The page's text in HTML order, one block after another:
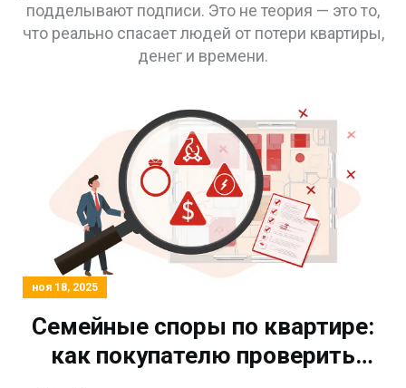
подделывают подписи. Это не теория — это то,
что реально спасает людей от потери квартиры,
денег и времени.
ноя 18, 2025
Семейные споры по квартире:
как покупателю проверить